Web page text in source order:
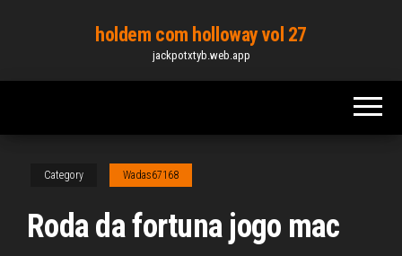
content
holdem com holloway vol 27
jackpotxtyb.web.app
Category Wadas67168
Roda da fortuna jogo mac